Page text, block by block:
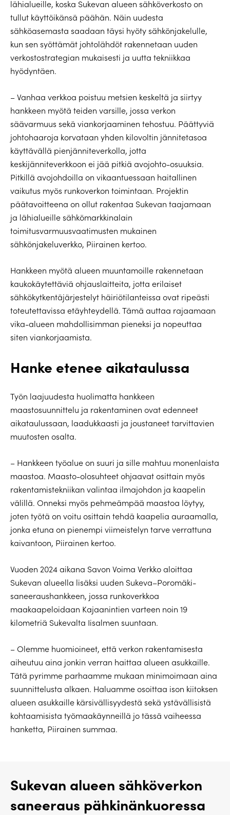
lähialueille, koska Sukevan alueen sähköverkosto on
tullut käyttöikänsä päähän. Näin uudesta
sähköasemasta saadaan täysi hyöty sähkönjakelulle,
kun sen syöttämät johtolähdöt rakennetaan uuden
verkostostrategian mukaisesti ja uutta tekniikkaa
hyödyntäen.
– Vanhaa verkkoa poistuu metsien keskeltä ja siirtyy
hankkeen myötä teiden varsille, jossa verkon
säävarmuus sekä viankorjaaminen tehostuu. Päättyviä
johtohaaroja korvataan yhden kilovoltin jännitetasoa
käyttävällä pienjänniteverkolla, jotta
keskijänniteverkkoon ei jää pitkiä avojohto-osuuksia.
Pitkillä avojohdoilla on vikaantuessaan haitallinen
vaikutus myös runkoverkon toimintaan. Projektin
päätavoitteena on ollut rakentaa Sukevan taajamaan
ja lähialueille sähkömarkkinalain
toimitusvarmuusvaatimusten mukainen
sähkönjakeluverkko, Piirainen kertoo.
Hankkeen myötä alueen muuntamoille rakennetaan
kaukokäytettäviä ohjauslaitteita, jotta erilaiset
sähkökytkentäjärjestelyt häiriötilanteissa ovat ripeästi
toteutettavissa etäyhteydellä. Tämä auttaa rajaamaan
vika-alueen mahdollisimman pieneksi ja nopeuttaa
siten viankorjaamista.
Hanke etenee aikataulussa
Työn laajuudesta huolimatta hankkeen
maastosuunnittelu ja rakentaminen ovat edenneet
aikataulussaan, laadukkaasti ja joustaneet tarvittavien
muutosten osalta.
– Hankkeen työalue on suuri ja sille mahtuu monenlaista
maastoa. Maasto-olosuhteet ohjaavat osittain myös
rakentamistekniikan valintaa ilmajohdon ja kaapelin
välillä. Onneksi myös pehmeämpää maastoa löytyy,
joten työtä on voitu osittain tehdä kaapelia auraamalla,
jonka etuna on pienempi viimeistelyn tarve verrattuna
kaivantoon, Piirainen kertoo.
Vuoden 2024 aikana Savon Voima Verkko aloittaa
Sukevan alueella lisäksi uuden Sukeva–Poromäki-
saneeraushankkeen, jossa runkoverkkoa
maakaapeloidaan Kajaanintien varteen noin 19
kilometriä Sukevalta Iisalmen suuntaan.
– Olemme huomioineet, että verkon rakentamisesta
aiheutuu aina jonkin verran haittaa alueen asukkaille.
Tätä pyrimme parhaamme mukaan minimoimaan aina
suunnittelusta alkaen. Haluamme osoittaa ison kiitoksen
alueen asukkaille kärsivällisyydestä sekä ystävällisistä
kohtaamisista työmaakäynneillä jo tässä vaiheessa
hanketta, Piirainen summaa.
Sukevan alueen sähköverkon
saneeraus pähkinänkuoressa